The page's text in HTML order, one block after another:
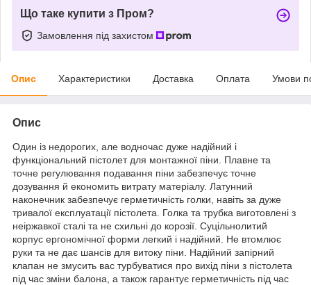
Що таке купити з Пром?
Замовлення під захистом
Опис Характеристики Доставка Оплата Умови
Опис
Один із недорогих, але водночас дуже надійний і
функціональний пістолет для монтажної піни. Плавне та
точне регулювання подавання піни забезпечує точне
дозування й економить витрату матеріалу. Латунний
наконечник забезпечує герметичність голки, навіть за дуже
тривалої експлуатації пістолета. Голка та трубка виготовлені з
неіржавкої сталі та не схильні до корозії. Суцільнолитий
корпус ергономічної форми легкий і надійний. Не втомлює
руки та не дає шансів для витоку піни. Надійний запірний
клапан не змусить вас турбуватися про вихід піни з пістолета
під час зміни балона, а також гарантує герметичність під час